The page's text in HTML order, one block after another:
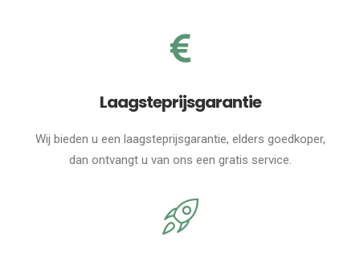
Laagsteprijsgarantie
Wij bieden u een laagsteprijsgarantie, elders goedkoper,
dan ontvangt u van ons een gratis service.